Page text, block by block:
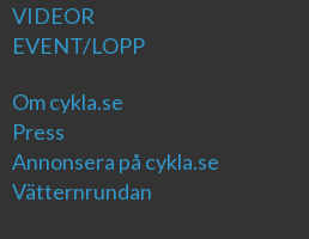
VIDEOR
EVENT/LOPP
Om cykla.se
Press
Annonsera på cykla.se
Vätternrundan